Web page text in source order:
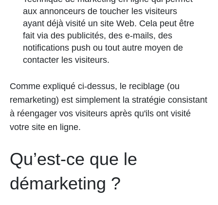
aux annonceurs de toucher les visiteurs
ayant déjà visité un site Web. Cela peut être
fait via des publicités, des e-mails, des
notifications push ou tout autre moyen de
contacter les visiteurs.
Comme expliqué ci-dessus, le reciblage (ou
remarketing) est simplement la stratégie consistant
à réengager vos visiteurs après qu'ils ont visité
votre site en ligne.
Qu’est-ce que le
démarketing ?